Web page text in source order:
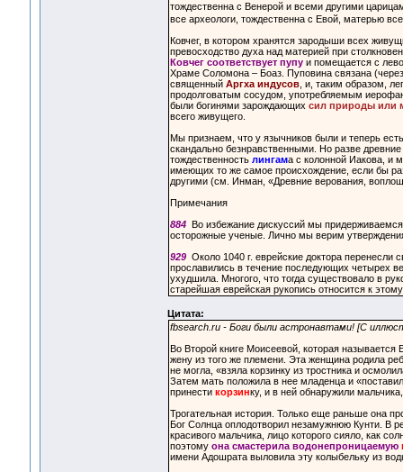
тождественна с Венерой и всеми другими
все археологи, тождественна с Евой, матерью
Ковчег, в котором хранятся зародыши всех
превосходство духа над материей при
Ковчег соответствует пупуи помещается с
Храме Соломона – Боаз. Пуповина связана
священный Аргха индусов, и, таким образом,
продолговатым сосудом, употребляемым
были богинями зарождающих сил природы или
всего живущего.
Мы признаем, что у язычников были и теперь
скандально безнравственными. Но разве
тождественность лингама с колонной Иакова, и
имеющих то же самое происхождение, если бы
другими (см. Инман, «Древние верования,
Примечания
884Во избежание дискуссий мы придерживаемся
осторожные ученые. Лично мы верим
929Около 1040 г. еврейские доктора перенесли
прославились в течение последующих четырех
ухудшила. Многого, что тогда существовало в
старейшая еврейская рукопись относится к
Цитата:
fbsearch.ru - Боги были астронавтами! [С
Во Второй книге Моисеевой, которая
жену из того же племени. Эта женщина родила
не могла, «взяла корзинку из тростника и
Затем мать положила в нее младенца и
принести корзинку, и в ней обнаружили
Трогательная история. Только еще раньше она
Бог Солнца оплодотворил незамужнюю Кунти. В
красивого мальчика, лицо которого сияло, как
поэтому она смастерила водонепроницаемую
имени Адошрата выловила эту колыбельку из